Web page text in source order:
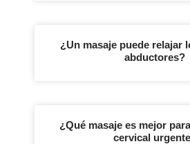
¿Un masaje puede relajar
abductores?
¿Qué masaje es mejor
cervical